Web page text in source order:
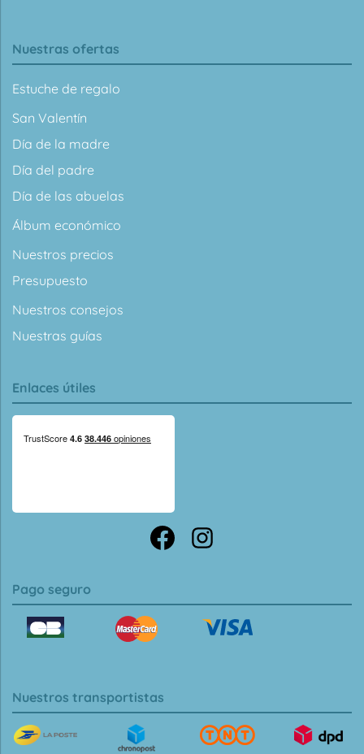
Nuestras ofertas
Estuche de regalo
San Valentín
Día de la madre
Día del padre
Día de las abuelas
Álbum económico
Nuestros precios
Presupuesto
Nuestros consejos
Nuestras guías
Enlaces útiles
Pago seguro
Nuestros transportistas